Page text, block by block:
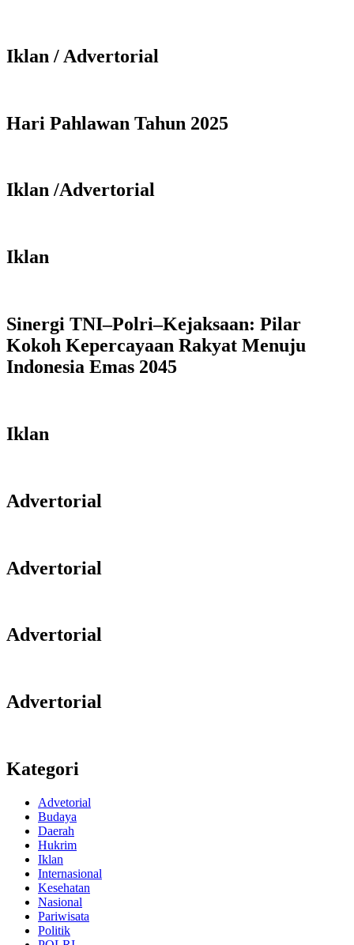
Iklan / Advertorial
Hari Pahlawan Tahun 2025
Iklan /Advertorial
Iklan
Sinergi TNI–Polri–Kejaksaan: Pilar
Kokoh Kepercayaan Rakyat Menuju
Indonesia Emas 2045
Iklan
Advertorial
Advertorial
Advertorial
Advertorial
Kategori
Advetorial
Budaya
Daerah
Hukrim
Iklan
Internasional
Kesehatan
Nasional
Pariwisata
Politik